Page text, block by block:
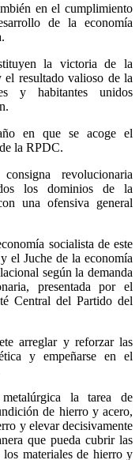
en el cumplimiento
de la economía
la victoria de la
resultado valioso de la
y habitantes unidos
en que se acoge el
la RPDC.
revolucionaria
los dominios de la
una ofensiva general
socialista de este
el Juche de la economía
según la demanda
presentada por el
Central del Partido del
arreglar y reforzar las
y empeñarse en el
la tarea de
de hierro y acero,
y elevar decisivamente
que pueda cubrir las
los materiales de hierro y